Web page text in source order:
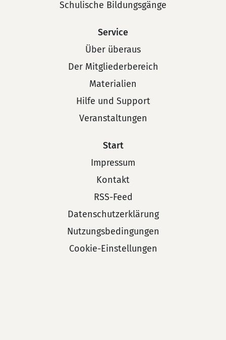
Schulische Bildungsgänge
Service
Über überaus
Der Mitgliederbereich
Materialien
Hilfe und Support
Veranstaltungen
Start
Impressum
Kontakt
RSS-Feed
Datenschutzerklärung
Nutzungsbedingungen
Cookie-Einstellungen